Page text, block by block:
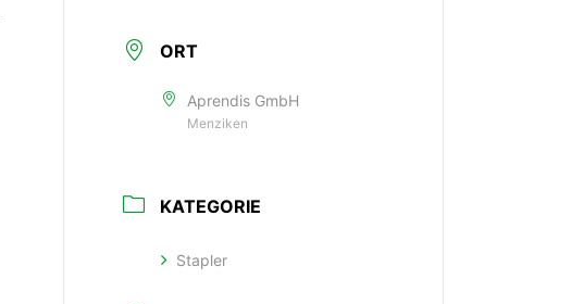
ORT
Aprendis GmbH
Menziken
KATEGORIE
Stapler